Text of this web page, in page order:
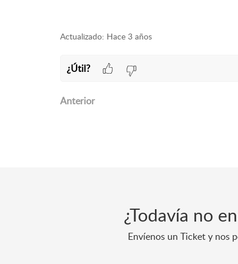
Actualizado: Hace 3 años
¿Útil?
Anterior
¿Todavía no
Envíenos un Ticket y nos